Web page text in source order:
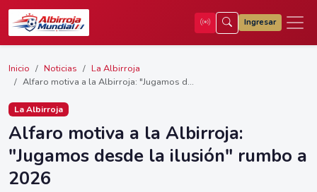
Ingresar
Inicio Noticias
La Albirroja
Alfaro motiva a la Albirroja: "Jugamos d...
La Albirroja
Alfaro motiva a la Albirroja:
"Jugamos desde la ilusión" rumbo a
2026